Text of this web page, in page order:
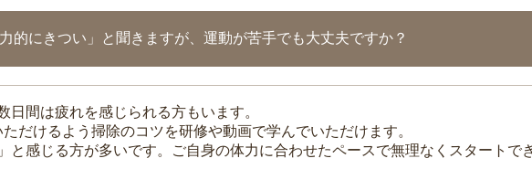
的にきつい」と聞きますが、運動が苦手でも大丈夫ですか？
間は疲れを感じられる方もいます。
だけるよう掃除のコツを研修や動画で学んでいただけます。
と感じる方が多いです。ご自身の体力に合わせたペースで無理なくスタートで